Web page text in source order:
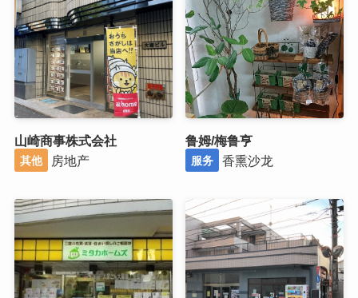
山崎商事株式会社
其他 房地产
鲁姆/梅鲁亨
服务 香熏沙龙